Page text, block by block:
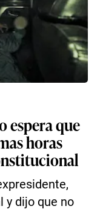
espera que
horas
y dijo que no